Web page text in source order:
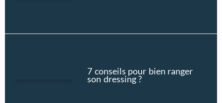
7 conseils pour bien ranger
son dressing ?